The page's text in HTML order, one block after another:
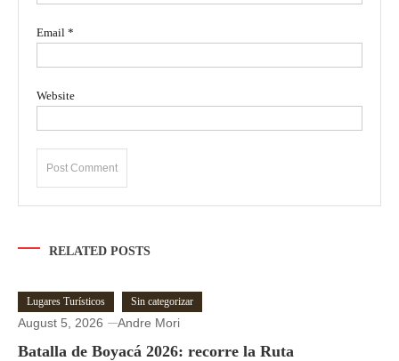
Email *
Website
RELATED POSTS
Lugares Turísticos Sin categorizar
August 5, 2026 Andre Mori
Batalla de Boyacá 2026: recorre la Ruta